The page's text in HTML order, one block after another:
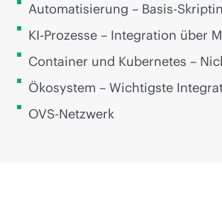
Automatisierung – Basis-
KI-Prozesse – Integration über
Container und Kubernetes –
Ökosystem – Wichtigste
OVS-Netzwerk